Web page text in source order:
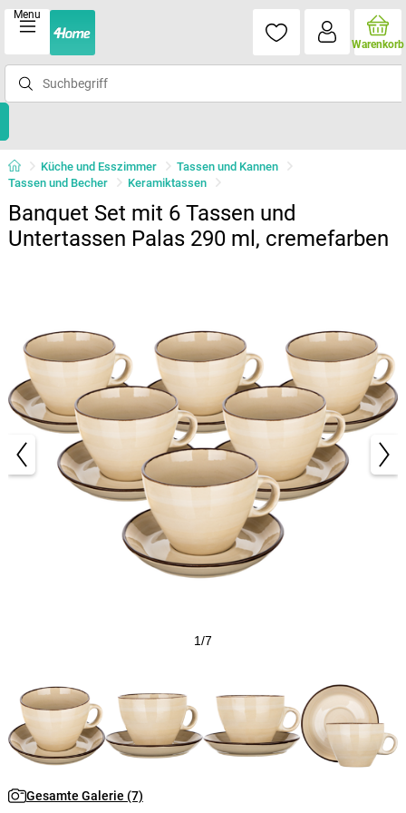
Menu
Warenkorb
Küche und Esszimmer
Tassen und Kannen
Tassen und Becher
Keramiktassen
Banquet Set mit 6 Tassen und
Untertassen Palas 290 ml, cremefarben
1/7
Gesamte Galerie (7)